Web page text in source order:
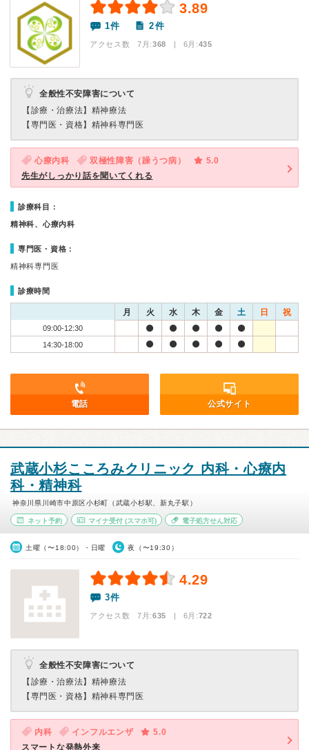
3.89
1件 2件
アクセス数 7月:368 | 6月:435
全般性不安障害について
【診療・治療法】 精神療法
【専門医・資格】 精神科専門医
心療内科 双極性障害（躁うつ病）
5.0
先生がしっかり話を聞いてくれる
診療科目：
精神科、心療内科
専門医・資格：
精神科専門医
診療時間
月 火 水 木 金 土 日 祝
09:00-12:30
14:30-18:00
電話 公式サイト
武蔵小杉こころみクリニック 内科・心療内
科・精神科
神奈川県川崎市中原区小杉町（武蔵小杉駅、新丸子駅）
ネット予約 マイナ受付(スマホ可) 電子処方せん対応
土曜（〜18:00）・日曜 夜（〜19:30）
4.29
3件
アクセス数 7月:635 | 6月:722
全般性不安障害について
【診療・治療法】 精神療法
【専門医・資格】 精神科専門医
内科 インフルエンザ
5.0
スマートな発熱外来